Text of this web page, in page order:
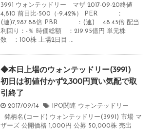
3991 ウォンテッドリー マザ 2017-09-20終値
4,810 前日比-500（-9.42%） PER ：
(連)7,287.88倍 PBR ：(連) 48.45倍 配当
利回り：-％ 時価総額 ：219.95億円 単元株
数 ：100株 上場2日目 ...
◆本日上場のウォンテッドリー(3991)
初日は初値付かず2,300円買い気配で取
引終了
2017/09/14 IPO関連 ウォンテッドリー
銘柄名(コード) ウォンテッドリー(3991) 市場 マ
ザーズ 公開価格 1,000円 公募 50,000株 売出